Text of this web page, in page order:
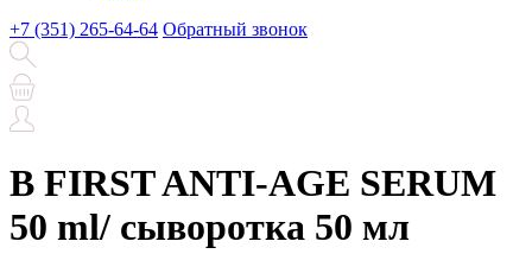
+7 (351) 265-64-64 Обратный звонок
B FIRST ANTI-AGE SERUM
50 ml/ сыворотка 50 мл